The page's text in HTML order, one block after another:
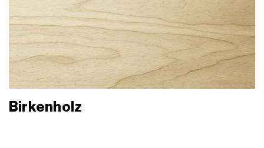
Birkenholz